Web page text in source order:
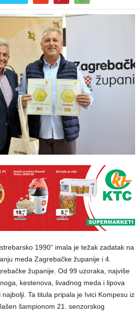
1990“ imala je težak zadatak na
meda Zagrebačke županije i 4.
županije. Od 99 uzoraka, najviše
kestenova, livadnog meda i lipova
Ta titula pripala je Ivici Kompesu iz
šampionom 21. senzorskog